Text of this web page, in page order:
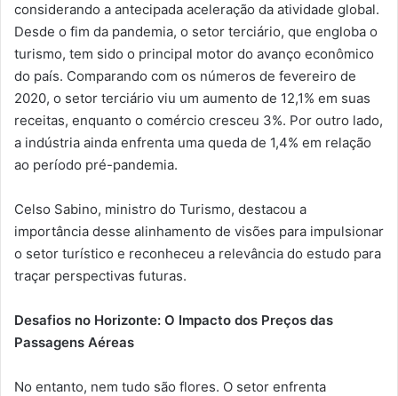
considerando a antecipada aceleração da atividade global.
Desde o fim da pandemia, o setor terciário, que engloba o
turismo, tem sido o principal motor do avanço econômico
do país. Comparando com os números de fevereiro de
2020, o setor terciário viu um aumento de 12,1% em suas
receitas, enquanto o comércio cresceu 3%. Por outro lado,
a indústria ainda enfrenta uma queda de 1,4% em relação
ao período pré-pandemia.
Celso Sabino, ministro do Turismo, destacou a
importância desse alinhamento de visões para impulsionar
o setor turístico e reconheceu a relevância do estudo para
traçar perspectivas futuras.
Desafios no Horizonte: O Impacto dos Preços das
Passagens Aéreas
No entanto, nem tudo são flores. O setor enfrenta